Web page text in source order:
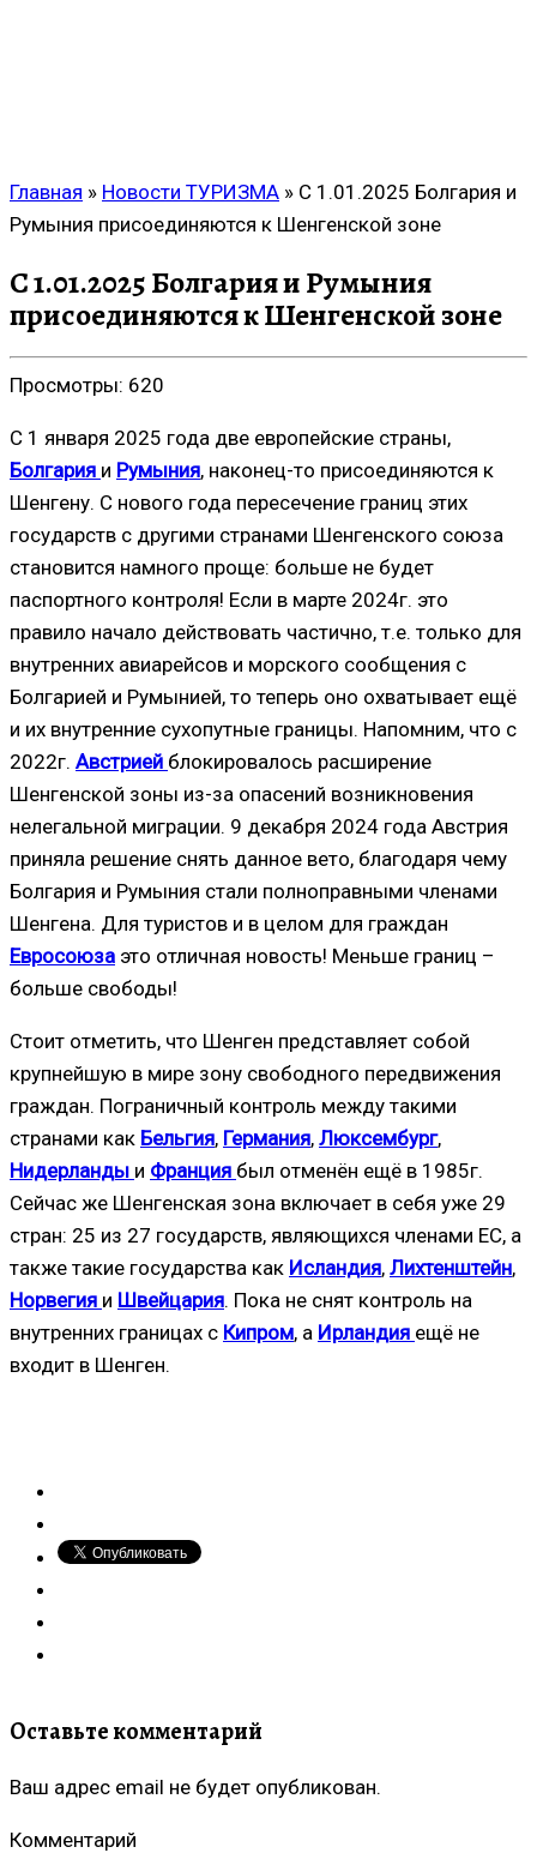
Главная » Новости ТУРИЗМА » С 1.01.2025 Болгария и
Румыния присоединяются к Шенгенской зоне
С 1.01.2025 Болгария и Румыния
присоединяются к Шенгенской зоне
Просмотры: 620
С 1 января 2025 года две европейские страны,
Болгария и Румыния, наконец-то присоединяются к
Шенгену. С нового года пересечение границ этих
государств с другими странами Шенгенского союза
становится намного проще: больше не будет
паспортного контроля! Если в марте 2024г. это
правило начало действовать частично, т.е. только для
внутренних авиарейсов и морского сообщения с
Болгарией и Румынией, то теперь оно охватывает ещё
и их внутренние сухопутные границы. Напомним, что с
2022г. Австрией блокировалось расширение
Шенгенской зоны из-за опасений возникновения
нелегальной миграции. 9 декабря 2024 года Австрия
приняла решение снять данное вето, благодаря чему
Болгария и Румыния стали полноправными членами
Шенгена. Для туристов и в целом для граждан
Евросоюза это отличная новость! Меньше границ –
больше свободы!
Стоит отметить, что Шенген представляет собой
крупнейшую в мире зону свободного передвижения
граждан. Пограничный контроль между такими
странами как Бельгия, Германия, Люксембург,
Нидерланды и Франция был отменён ещё в 1985г.
Сейчас же Шенгенская зона включает в себя уже 29
стран: 25 из 27 государств, являющихся членами ЕС, а
также такие государства как Исландия, Лихтенштейн,
Норвегия и Швейцария. Пока не снят контроль на
внутренних границах с Кипром, а Ирландия ещё не
входит в Шенген.
Оставьте комментарий
Ваш адрес email не будет опубликован.
Комментарий